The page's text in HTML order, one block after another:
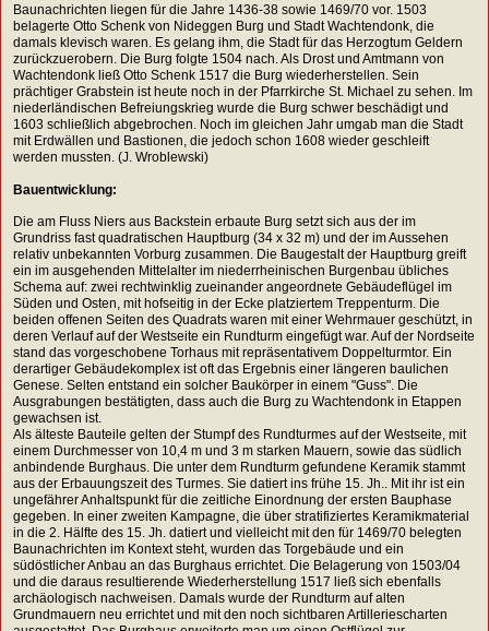
Baunachrichten liegen für die Jahre 1436-38 sowie 1469/70 vor. 1503
belagerte Otto Schenk von Nideggen Burg und Stadt Wachtendonk, die
damals klevisch waren. Es gelang ihm, die Stadt für das Herzogtum Geldern
zurückzuerobern. Die Burg folgte 1504 nach. Als Drost und Amtmann von
Wachtendonk ließ Otto Schenk 1517 die Burg wiederherstellen. Sein
prächtiger Grabstein ist heute noch in der Pfarrkirche St. Michael zu sehen. Im
niederländischen Befreiungskrieg wurde die Burg schwer beschädigt und
1603 schließlich abgebrochen. Noch im gleichen Jahr umgab man die Stadt
mit Erdwällen und Bastionen, die jedoch schon 1608 wieder geschleift
werden mussten. (J. Wroblewski)
Bauentwicklung:
Die am Fluss Niers aus Backstein erbaute Burg setzt sich aus der im
Grundriss fast quadratischen Hauptburg (34 x 32 m) und der im Aussehen
relativ unbekannten Vorburg zusammen. Die Baugestalt der Hauptburg greift
ein im ausgehenden Mittelalter im niederrheinischen Burgenbau übliches
Schema auf: zwei rechtwinklig zueinander angeordnete Gebäudeflügel im
Süden und Osten, mit hofseitig in der Ecke platziertem Treppenturm. Die
beiden offenen Seiten des Quadrats waren mit einer Wehrmauer geschützt, in
deren Verlauf auf der Westseite ein Rundturm eingefügt war. Auf der Nordseite
stand das vorgeschobene Torhaus mit repräsentativem Doppelturmtor. Ein
derartiger Gebäudekomplex ist oft das Ergebnis einer längeren baulichen
Genese. Selten entstand ein solcher Baukörper in einem "Guss". Die
Ausgrabungen bestätigten, dass auch die Burg zu Wachtendonk in Etappen
gewachsen ist.
Als älteste Bauteile gelten der Stumpf des Rundturmes auf der Westseite, mit
einem Durchmesser von 10,4 m und 3 m starken Mauern, sowie das südlich
anbindende Burghaus. Die unter dem Rundturm gefundene Keramik stammt
aus der Erbauungszeit des Turmes. Sie datiert ins frühe 15. Jh.. Mit ihr ist ein
ungefährer Anhaltspunkt für die zeitliche Einordnung der ersten Bauphase
gegeben. In einer zweiten Kampagne, die über stratifiziertes Keramikmaterial
in die 2. Hälfte des 15. Jh. datiert und vielleicht mit den für 1469/70 belegten
Baunachrichten im Kontext steht, wurden das Torgebäude und ein
südöstlicher Anbau an das Burghaus errichtet. Die Belagerung von 1503/04
und die daraus resultierende Wiederherstellung 1517 ließ sich ebenfalls
archäologisch nachweisen. Damals wurde der Rundturm auf alten
Grundmauern neu errichtet und mit den noch sichtbaren Artilleriescharten